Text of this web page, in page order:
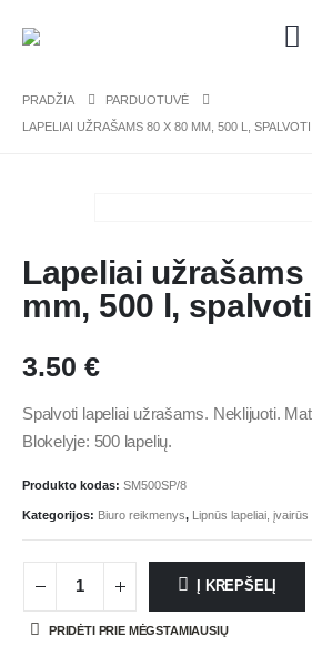
PRADŽIA
PARDUOTUVĖ
LAPELIAI UŽRAŠAMS 80 X 80 MM, 500 L, SPALVOTI
Lapeliai užrašams
mm, 500 l, spalvoti
3.50 €
Spalvoti lapeliai užrašams. Neklijuoti.
Blokelyje: 500 lapelių.
Produkto kodas: SM500SP/8
Kategorijos: Biuro reikmenys, Lipnūs lapeliai,
Į KREPŠELĮ
PRIDĖTI PRIE MĖGSTAMIAUSIŲ